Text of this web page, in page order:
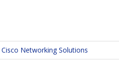
Networking Solutions